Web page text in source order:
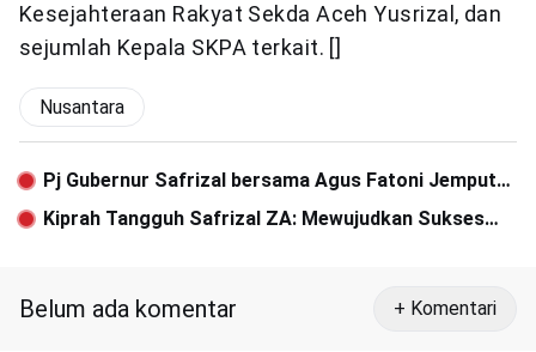
Kesejahteraan Rakyat Sekda Aceh Yusrizal, dan
sejumlah Kepala SKPA terkait. []
Nusantara
Pj Gubernur Safrizal bersama Agus Fatoni Jemput
Kedatangan Mendagri di Bandara Kualanamu
Kiprah Tangguh Safrizal ZA: Mewujudkan Sukses
Belum ada komentar + Komentari